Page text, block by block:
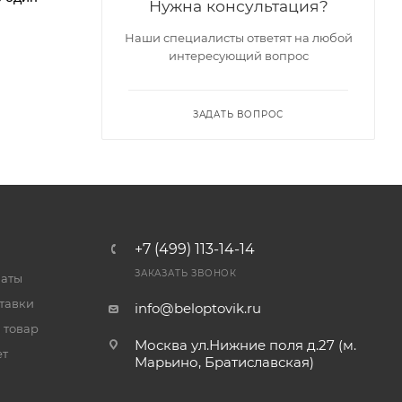
Нужна консультация?
Наши специалисты ответят на любой
интересующий вопрос
ЗАДАТЬ ВОПРОС
товар
+7 (499) 113-14-14
ЗАКАЗАТЬ ЗВОНОК
info@beloptovik.ru
Москва ул.Нижние поля д.27 (м.
Марьино, Братиславская)